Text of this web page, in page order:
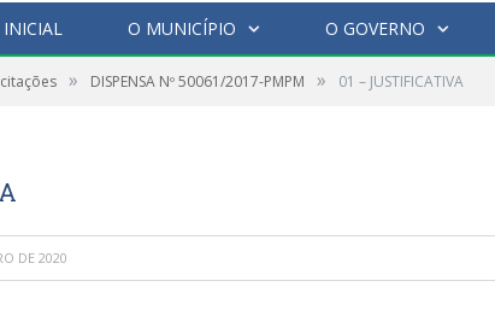
O MUNICÍPIO O GOVERNO
» DISPENSA Nº 50061/2017-PMPM » 01 – JUSTIFICATIVA
DE 2020